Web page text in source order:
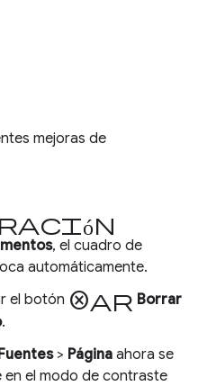
mejoras de
, el cuadro de
automáticamente.
el botón cancelar Borrar
.
> Página ahora se
el modo de contraste